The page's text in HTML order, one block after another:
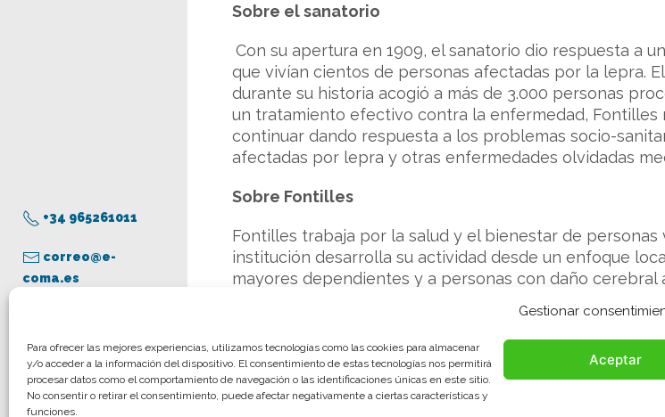
Gestionar
Para ofrecer las mejores experiencias, utilizamos tecnologías como las cookies para almacenar
y/o acceder a la información del dispositivo. El consentimiento de estas tecnologías nos permitirá
procesar datos como el comportamiento de navegación o las identificaciones únicas en este sitio.
No consentir o retirar el consentimiento, puede afectar negativamente a ciertas características y
funciones.
Aceptar
+34 965261011
correo@e-
coma.es
Aviso legal
Política de privacidad
Política de cookies
Sobre el sanatorio
Con su apertura en 1909, el sanatorio dio respuesta a
que vivían cientos de personas afectadas por la lepra.
durante su historia acogió a más de 3.000 personas
un tratamiento efectivo contra la enfermedad,
continuar dando respuesta a los problemas socio-
afectadas por lepra y otras enfermedades olvidadas
Sobre Fontilles
Fontilles trabaja por la salud y el bienestar de
institución desarrolla su actividad desde un enfoque
mayores dependientes y a personas con daño
lepra y otras enfermedades olvidadas ligadas a la
de sus condiciones de vida. La entidad, que recibió en
marcha 21 proyectos que beneficiarán en 2024 a
Democrática del Congo, Malawi, Brasil y Bolivia.